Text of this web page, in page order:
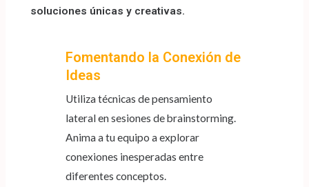
soluciones únicas y creativas.
Fomentando la Conexión de
Ideas
Utiliza técnicas de pensamiento
lateral en sesiones de brainstorming.
Anima a tu equipo a explorar
conexiones inesperadas entre
diferentes conceptos.